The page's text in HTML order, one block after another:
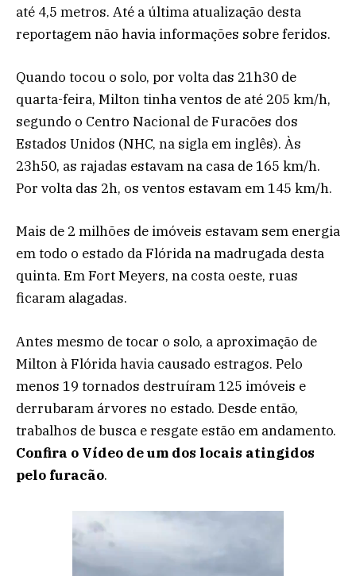
até 4,5 metros. Até a última atualização desta
reportagem não havia informações sobre feridos.
Quando tocou o solo, por volta das 21h30 de
quarta-feira, Milton tinha ventos de até 205 km/h,
segundo o Centro Nacional de Furacões dos
Estados Unidos (NHC, na sigla em inglês). Às
23h50, as rajadas estavam na casa de 165 km/h.
Por volta das 2h, os ventos estavam em 145 km/h.
Mais de 2 milhões de imóveis estavam sem energia
em todo o estado da Flórida na madrugada desta
quinta. Em Fort Meyers, na costa oeste, ruas
ficaram alagadas.
Antes mesmo de tocar o solo, a aproximação de
Milton à Flórida havia causado estragos. Pelo
menos 19 tornados destruíram 125 imóveis e
derrubaram árvores no estado. Desde então,
trabalhos de busca e resgate estão em andamento.
Confira o Vídeo de um dos locais atingidos
pelo furacão.